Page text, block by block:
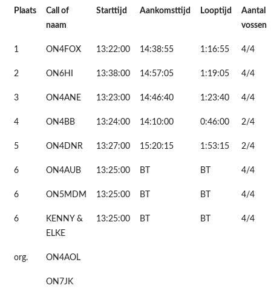
Plaats
Call of
naam
Starttijd Aankomsttijd Looptijd
Aantal
vossen
1 ON4FOX 13:22:00 14:38:55 1:16:55 4/4
2 ON6HI 13:38:00 14:57:05 1:19:05 4/4
3 ON4ANE 13:23:00 14:46:40 1:23:40 4/4
4 ON4BB 13:24:00 14:10:00 0:46:00 2/4
5 ON4DNR 13:27:00 15:20:15 1:53:15 2/4
6 ON4AUB 13:25:00 BT BT 4/4
6 ON5MDM 13:25:00 BT BT 4/4
6
KENNY &
ELKE
13:25:00 BT BT 4/4
org. ON4AOL
ON7JK